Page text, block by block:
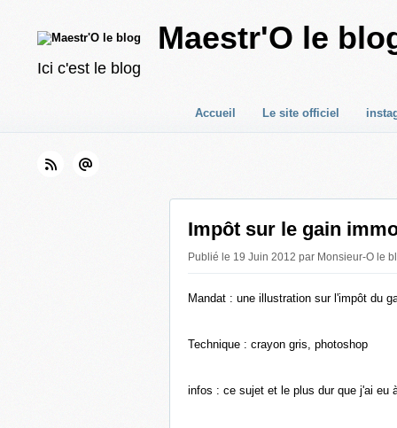
Maestr'O le
Ici c'est le blog
Accueil Le site officiel
Impôt sur le gain
Publié le 19 Juin 2012 par Monsieur-O le
Mandat : une illustration sur l'impôt du
Technique : crayon gris, photoshop
infos : ce sujet et le plus dur que j'ai eu